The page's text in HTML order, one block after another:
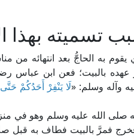
تسميته بهذا
به الحاجُّ بعد انتهائه من
عهده بالبيت؛ فعن ابن عباس
وآله وسلم: «لَا يَنْفِرْ أَحَدُكُمْ
صلى الله عليه وسلم وهو في
فمرَّ بالبيت فطاف به قبل